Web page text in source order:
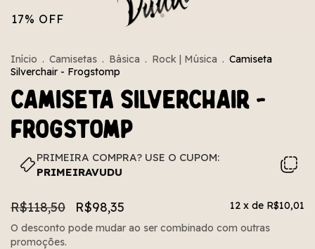
17% OFF
Início . Camisetas . Básica . Rock | Música . Camiseta
Silverchair - Frogstomp
Camiseta Silverchair -
Frogstomp
PRIMEIRA COMPRA? USE O CUPOM:
PRIMEIRAVUDU
R$118,50 R$98,35 12 x de R$10,01
O desconto pode mudar ao ser combinado com outras
promoções.